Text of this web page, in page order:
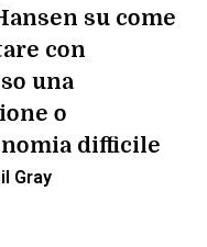
su come
con
una
o
difficile
Gray